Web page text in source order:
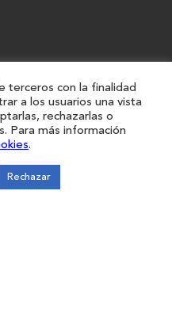
terceros con la finalidad
a los usuarios una vista
rechazarlas o
Para más información
.
Rechazar